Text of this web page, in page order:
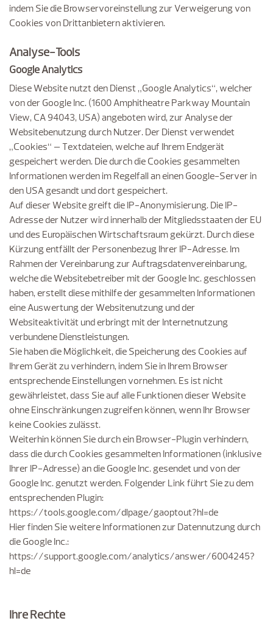
indem Sie die Browservoreinstellung zur Verweigerung von
Cookies von Drittanbietern aktivieren.
Analyse-Tools
Google Analytics
Diese Website nutzt den Dienst „Google Analytics“, welcher
von der Google Inc. (1600 Amphitheatre Parkway Mountain
View, CA 94043, USA) angeboten wird, zur Analyse der
Websitebenutzung durch Nutzer. Der Dienst verwendet
„Cookies“ – Textdateien, welche auf Ihrem Endgerät
gespeichert werden. Die durch die Cookies gesammelten
Informationen werden im Regelfall an einen Google-Server in
den USA gesandt und dort gespeichert.
Auf dieser Website greift die IP-Anonymisierung. Die IP-
Adresse der Nutzer wird innerhalb der Mitgliedsstaaten der EU
und des Europäischen Wirtschaftsraum gekürzt. Durch diese
Kürzung entfällt der Personenbezug Ihrer IP-Adresse. Im
Rahmen der Vereinbarung zur Auftragsdatenvereinbarung,
welche die Websitebetreiber mit der Google Inc. geschlossen
haben, erstellt diese mithilfe der gesammelten Informationen
eine Auswertung der Websitenutzung und der
Websiteaktivität und erbringt mit der Internetnutzung
verbundene Dienstleistungen.
Sie haben die Möglichkeit, die Speicherung des Cookies auf
Ihrem Gerät zu verhindern, indem Sie in Ihrem Browser
entsprechende Einstellungen vornehmen. Es ist nicht
gewährleistet, dass Sie auf alle Funktionen dieser Website
ohne Einschränkungen zugreifen können, wenn Ihr Browser
keine Cookies zulässt.
Weiterhin können Sie durch ein Browser-Plugin verhindern,
dass die durch Cookies gesammelten Informationen (inklusive
Ihrer IP-Adresse) an die Google Inc. gesendet und von der
Google Inc. genutzt werden. Folgender Link führt Sie zu dem
entsprechenden Plugin:
https://tools.google.com/dlpage/gaoptout?hl=de
Hier finden Sie weitere Informationen zur Datennutzung durch
die Google Inc.:
https://support.google.com/analytics/answer/6004245?
hl=de
Ihre Rechte